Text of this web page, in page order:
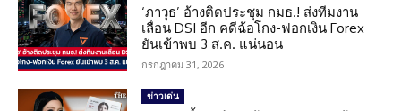
‘ภาวุธ’ อ้างติดประชุม กมธ.! ส่งทีมงาน
เลื่อน DSI อีก คดีฉ้อโกง-ฟอกเงิน Forex
ยันเข้าพบ 3 ส.ค. แน่นอน
กรกฎาคม 31, 2026
ข่าวเด่น